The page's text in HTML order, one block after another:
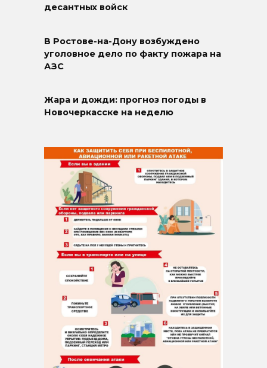
десантных войск
В Ростове-на-Дону возбуждено
уголовное дело по факту пожара на
АЗС
Жара и дожди: прогноз погоды в
Новочеркасске на неделю